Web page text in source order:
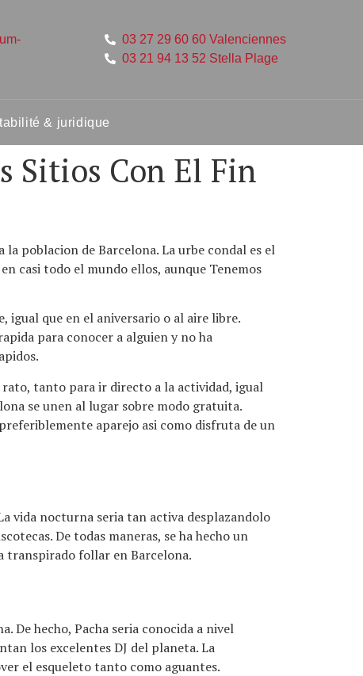
03 27 29 60 60 Valenciennes
03 21 94 13 52 Stella Plage
& juridique
Sitios Con El Fin
poblacion de Barcelona. La urbe condal es el
casi todo el mundo ellos, aunque Tenemos
igual que en el aniversario o al aire libre.
para conocer a alguien y no ha
tanto para ir directo a la actividad, igual
se unen al lugar sobre modo gratuita.
aparejo asi­ como disfruta de un
vida nocturna seri­a tan activa desplazandolo
De todas maneras, se ha hecho un
transpirado follar en Barcelona.
De hecho, Pacha seri­a conocida a nivel
los excelentes DJ del planeta. La
el esqueleto tanto como aguantes.